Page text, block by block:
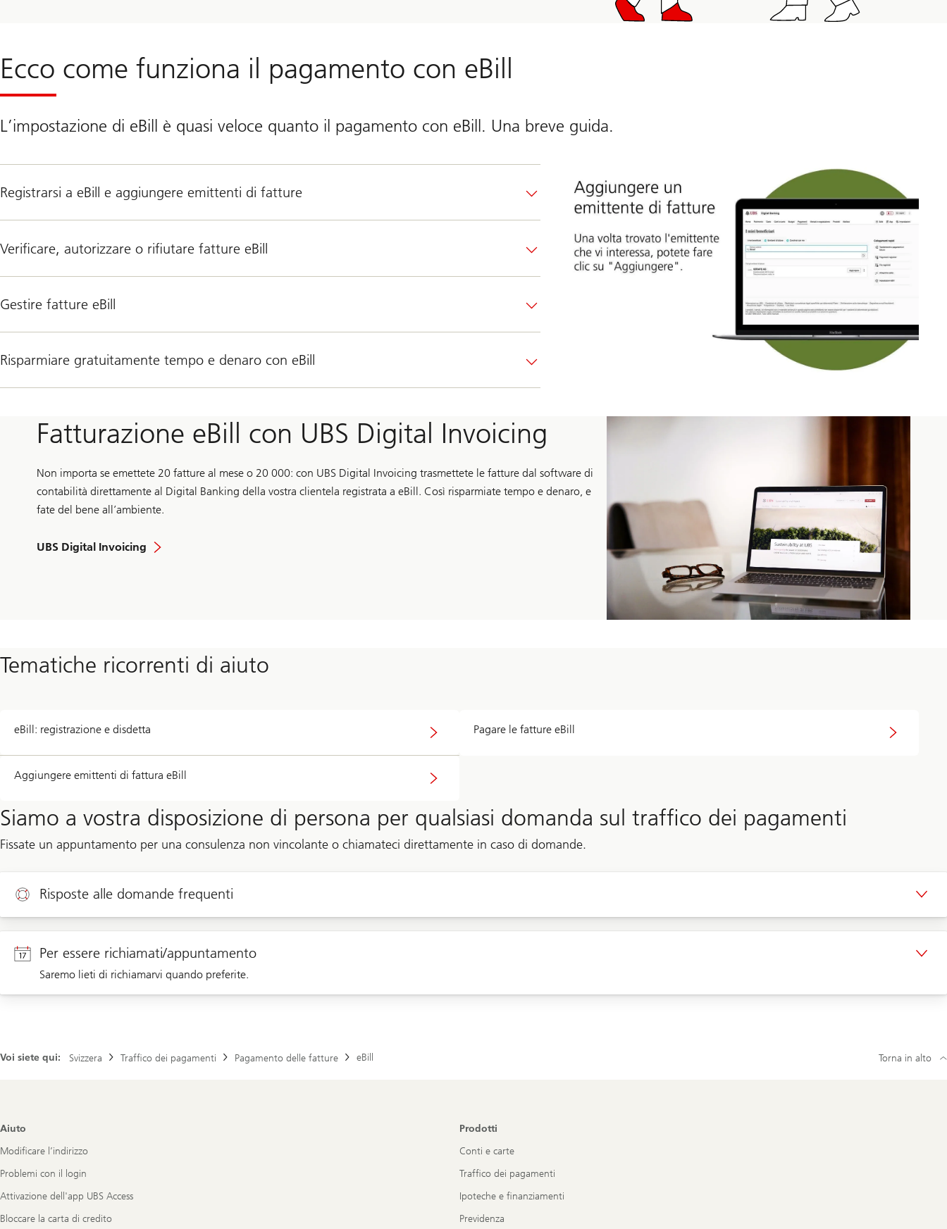
Ecco come funziona il pagamento con eBill
L’impostazione di eBill è quasi veloce quanto il pagamento con eBill. Una breve guida.
Registrarsi a eBill e aggiungere emittenti di fatture
Verificare, autorizzare o rifiutare fatture eBill
Gestire fatture eBill
Risparmiare gratuitamente tempo e denaro con eBill
Fatturazione eBill con UBS Digital Invoicing
Non importa se emettete 20 fatture al mese o 20 000: con UBS Digital Invoicing trasmettete le fatture dal software di
contabilità direttamente al Digital Banking della vostra clientela registrata a eBill. Così risparmiate tempo e denaro, e
fate del bene all’ambiente.
UBS Digital Invoicing
Tematiche ricorrenti di aiuto
eBill: registrazione e disdetta Pagare le fatture eBill
Aggiungere emittenti di fattura eBill
Siamo a vostra disposizione di persona per qualsiasi domanda sul traffico dei pagamenti
Fissate un appuntamento per una consulenza non vincolante o chiamateci direttamente in caso di domande.
Risposte alle domande frequenti
Aiuto
Per essere richiamati/appuntamento
Saremo lieti di richiamarvi quando preferite.
Appuntamento per i clienti privati
Voi siete qui: Svizzera Traffico dei pagamenti Pagamento delle fatture eBill Torna in alto
Footer
Aiuto
Modificare l’indirizzo
Problemi con il login
Attivazione dell'app UBS Access
Bloccare la carta di credito
Prodotti
Conti e carte
Traffico dei pagamenti
Ipoteche e finanziamenti
Previdenza